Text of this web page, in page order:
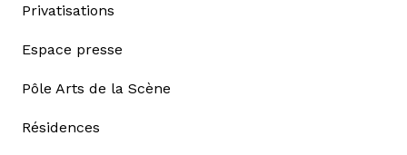
Privatisations
Espace presse
Pôle Arts de la Scène
Résidences